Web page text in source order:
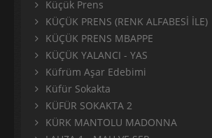
Küçük Prens
KÜÇÜK PRENS (RENK ALFABESİ İLE)
KÜÇÜK PRENS MBAPPE
KÜÇÜK YALANCI - YAS
Küfrüm Aşar Edebimi
Küfür Sokakta
KÜFÜR SOKAKTA 2
KÜRK MANTOLU MADONNA